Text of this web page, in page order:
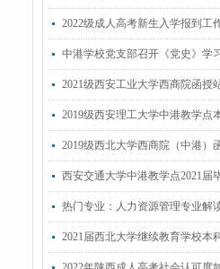
2022级成人高考新生入学报到工
中港学校党支部召开《党史》学
2021级西安工业大学西商院函授
2019级西安理工大学中港教学点
2019级西北大学西商院（中港）
西安交通大学中港教学点2021届
热门专业：人力资源管理专业解
2021届西北大学继续教育学校本